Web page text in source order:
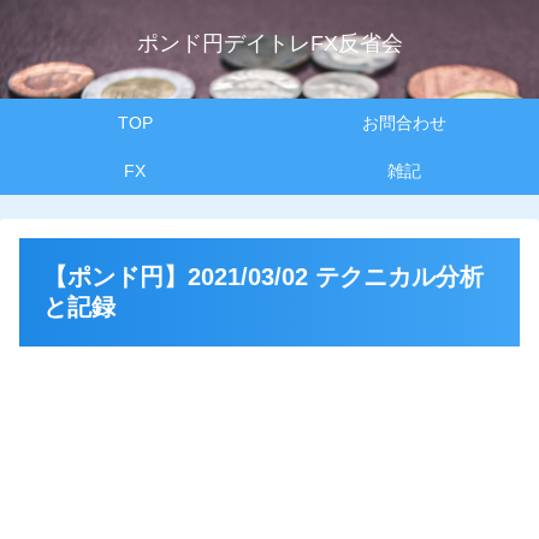
ポンド円デイトレFX反省会
TOP お問合わせ
FX 雑記
【ポンド円】2021/03/02 テクニカル分析
と記録